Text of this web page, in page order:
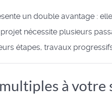
un double avantage :
nécessite plusieurs
étapes, travaux
à votre